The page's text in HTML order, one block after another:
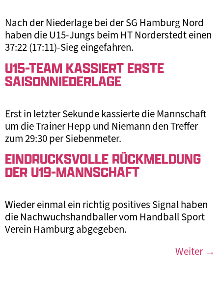
Nach der Niederlage bei der SG Hamburg Nord
haben die U15-Jungs beim HT Norderstedt einen
37:22 (17:11)-Sieg eingefahren.
U15-TEAM KASSIERT ERSTE
SAISONNIEDERLAGE
Erst in letzter Sekunde kassierte die Mannschaft
um die Trainer Hepp und Niemann den Treffer
zum 29:30 per Siebenmeter.
EINDRUCKSVOLLE RÜCKMELDUNG
DER U19-MANNSCHAFT
Wieder einmal ein richtig positives Signal haben
die Nachwuchshandballer vom Handball Sport
Verein Hamburg abgegeben.
Weiter →